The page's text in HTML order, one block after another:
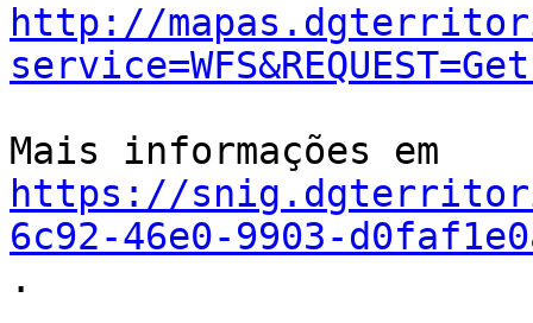
http://
https://
6c92-46e0-9903-
.